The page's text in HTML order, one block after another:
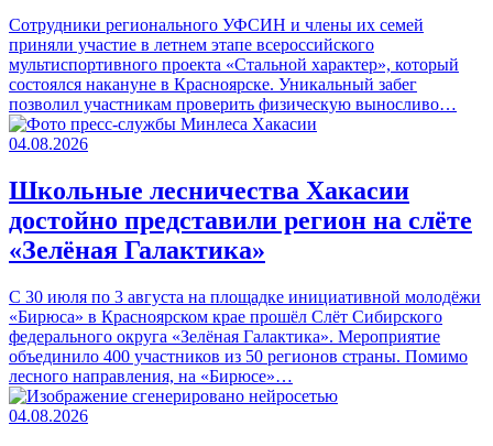
Сотрудники регионального УФСИН и члены их семей
приняли участие в летнем этапе всероссийского
мультиспортивного проекта «Стальной характер», который
состоялся накануне в Красноярске. Уникальный забег
позволил участникам проверить физическую выносливо…
04.08.2026
Школьные лесничества Хакасии
достойно представили регион на слёте
«Зелёная Галактика»
С 30 июля по 3 августа на площадке инициативной молодёжи
«Бирюса» в Красноярском крае прошёл Слёт Сибирского
федерального округа «Зелёная Галактика». Мероприятие
объединило 400 участников из 50 регионов страны. Помимо
лесного направления, на «Бирюсе»…
04.08.2026